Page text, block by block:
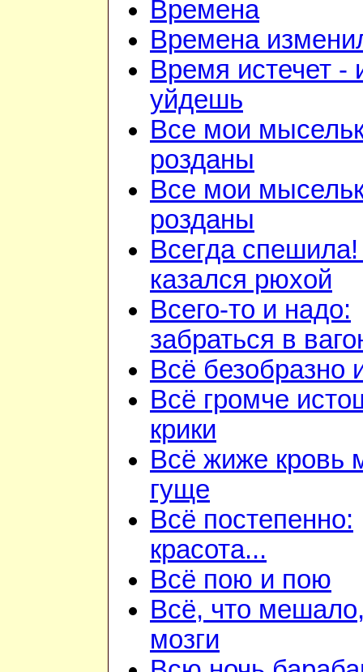
Времена
Времена
Время истечет -
уйдешь
Все мои
розданы
Все мои
розданы
Всегда
казался рюхой
Всего-то и надо:
забраться в
Всё безобразно
Всё громче
крики
Всё жиже кровь
гуще
Всё постепенно:
красота...
Всё пою и пою
Всё, что
мозги